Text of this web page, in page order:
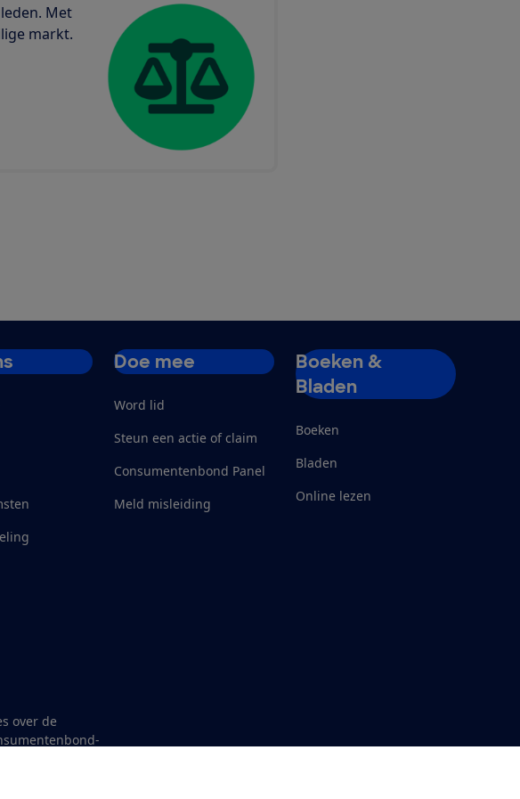
Met
markt.
Doe mee
Word lid
Steun een actie of claim
Consumentenbond Panel
Meld misleiding
Boeken &
Bladen
Boeken
Bladen
Online lezen
over de